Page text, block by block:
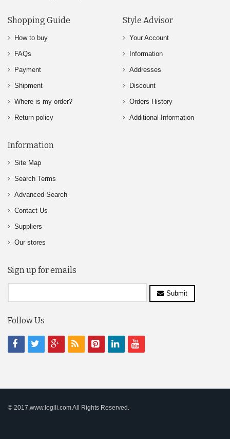
Shopping Guide
How to buy
FAQs
Payment
Shipment
Where is my order?
Return policy
Style Advisor
Your Account
Information
Addresses
Discount
Orders History
Additional Information
Information
Site Map
Search Terms
Advanced Search
Contact Us
Suppliers
Our stores
Sign up for emails
Submit
Follow Us
© 2017,www.logili.com All Rights Reserved.